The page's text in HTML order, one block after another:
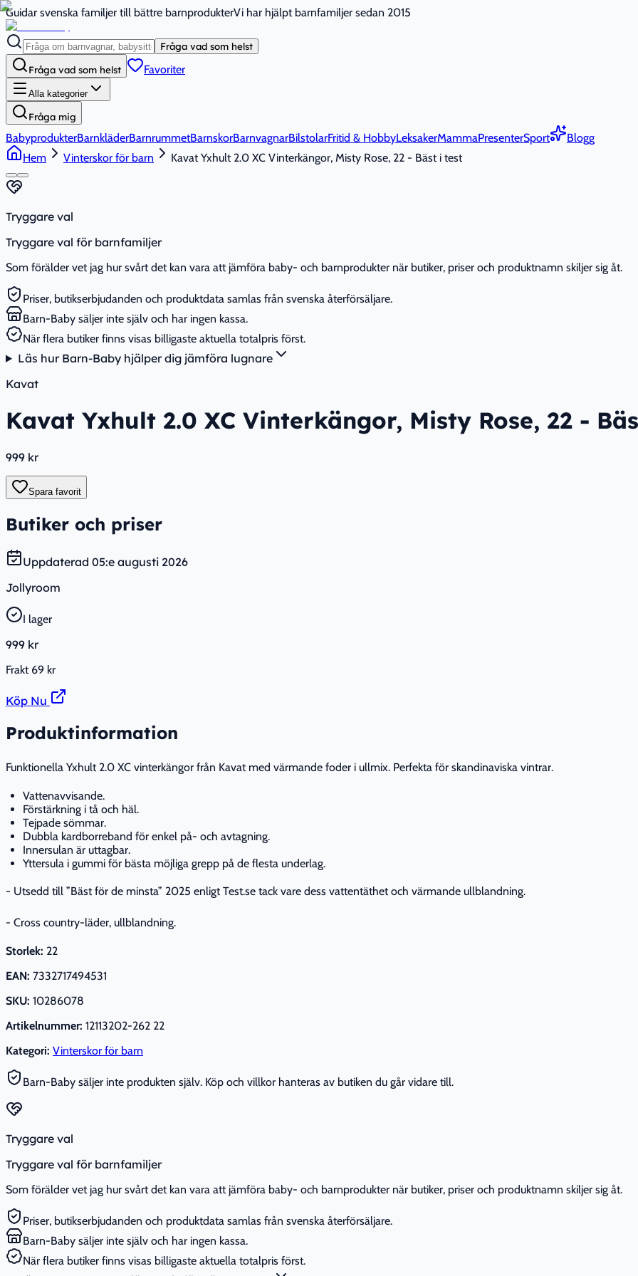
Guidar svenska familjer till bättre barnprodukterVi har hjälpt barnfamiljer sedan 2015
Fråga vad som helst
Fråga vad som helst Favoriter
Alla kategorier
Fråga mig
BabyprodukterBarnkläderBarnrummetBarnskorBarnvagnarBilstolarFritid & HobbyLeksakerMammaPresenterSport
Blogg
Hem
Vinterskor för barn Kavat Yxhult 2.0 XC Vinterkängor, Misty Rose, 22 - Bäst i test
Tryggare val
Tryggare val för barnfamiljer
Som förälder vet jag hur svårt det kan vara att jämföra baby- och barnprodukter när butiker, priser och produktnamn skiljer sig åt.
Priser, butikserbjudanden och produktdata samlas från svenska återförsäljare.
Barn-Baby säljer inte själv och har ingen kassa.
När flera butiker finns visas billigaste aktuella totalpris först.
Läs hur Barn-Baby hjälper dig jämföra lugnare
Kavat
Kavat Yxhult 2.0 XC Vinterkängor, Misty Rose, 22 -
999 kr
Spara favorit
Butiker och priser
Uppdaterad 05:e augusti 2026
Jollyroom
I lager
999 kr
Frakt 69 kr
Köp Nu
Produktinformation
Funktionella Yxhult 2.0 XC vinterkängor från Kavat med värmande foder i ullmix. Perfekta för skandinaviska vintrar.
Vattenavvisande.
Förstärkning i tå och häl.
Tejpade sömmar.
Dubbla kardborreband för enkel på- och avtagning.
Innersulan är uttagbar.
Yttersula i gummi för bästa möjliga grepp på de flesta underlag.
- Utsedd till ”Bäst för de minsta” 2025 enligt Test.se tack vare dess vattentäthet och värmande ullblandning.
- Cross country-läder, ullblandning.
Storlek: 22
EAN: 7332717494531
SKU: 10286078
Artikelnummer: 12113202-262 22
Kategori: Vinterskor för barn
Barn-Baby säljer inte produkten själv. Köp och villkor hanteras av butiken du går vidare till.
Tryggare val
Tryggare val för barnfamiljer
Som förälder vet jag hur svårt det kan vara att jämföra baby- och barnprodukter när butiker, priser och produktnamn skiljer sig åt.
Priser, butikserbjudanden och produktdata samlas från svenska återförsäljare.
Barn-Baby säljer inte själv och har ingen kassa.
När flera butiker finns visas billigaste aktuella totalpris först.